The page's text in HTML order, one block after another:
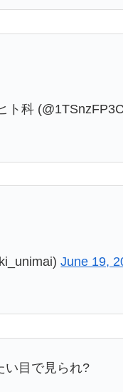
ト科
June 19,
い目で見られ?